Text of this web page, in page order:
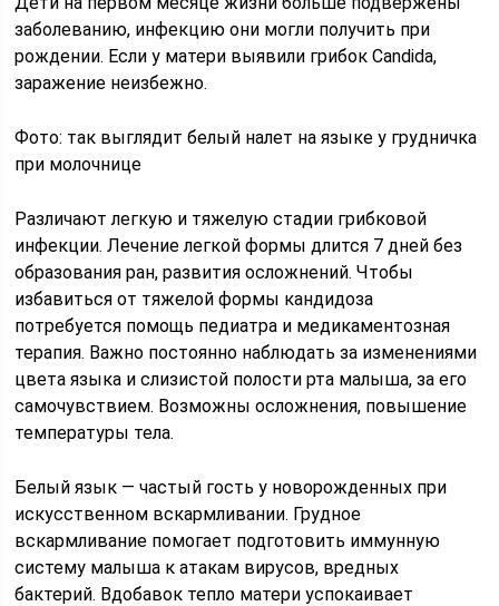
заболеванию, инфекцию они могли получить при
рождении. Если у матери выявили грибок Candida,
заражение неизбежно.
Фото: так выглядит белый налет на языке у грудничка
при молочнице
Различают легкую и тяжелую стадии грибковой
инфекции. Лечение легкой формы длится 7 дней без
образования ран, развития осложнений. Чтобы
избавиться от тяжелой формы кандидоза
потребуется помощь педиатра и медикаментозная
терапия. Важно постоянно наблюдать за изменениями
цвета языка и слизистой полости рта малыша, за его
самочувствием. Возможны осложнения, повышение
температуры тела.
Белый язык — частый гость у новорожденных при
искусственном вскармливании. Грудное
вскармливание помогает подготовить иммунную
систему малыша к атакам вирусов, вредных
бактерий. Вдобавок тепло матери успокаивает